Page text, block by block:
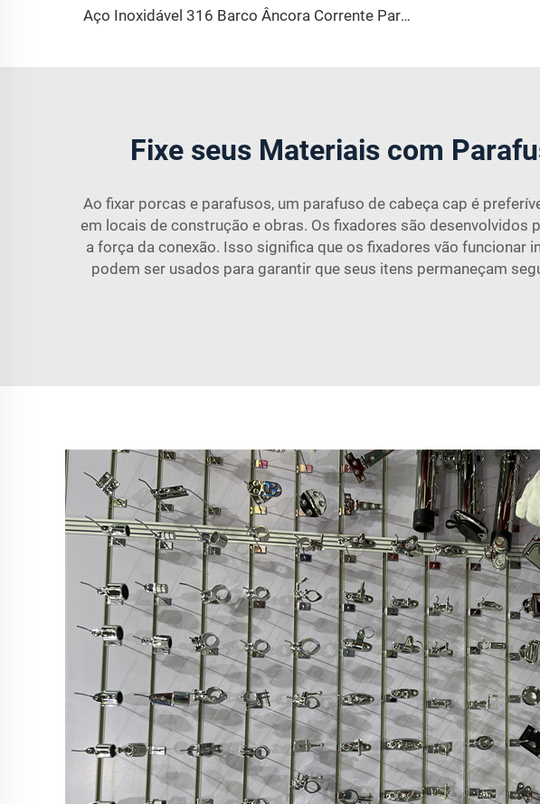
Aço Inoxidável 316 Barco Âncora Corrente Parada Trava
Fixe seus Materiais com
Ao fixar porcas e parafusos, um parafuso de cabeça cap é
em locais de construção e obras. Os fixadores são
a força da conexão. Isso significa que os fixadores vão
podem ser usados para garantir que seus itens permaneçam